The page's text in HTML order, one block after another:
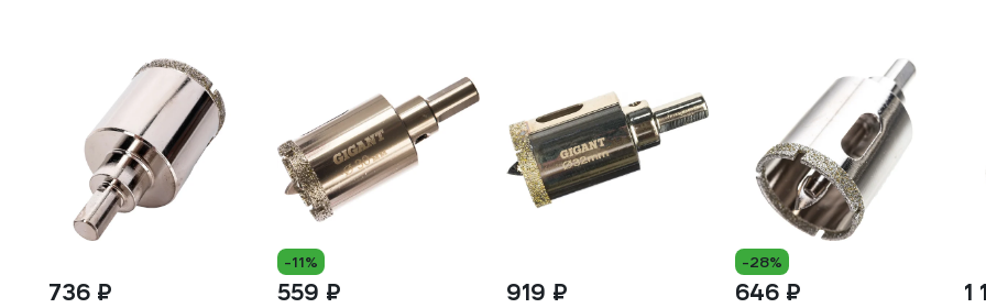
736 ₽
-11%
559 ₽ 919 ₽
-28%
646 ₽ 1